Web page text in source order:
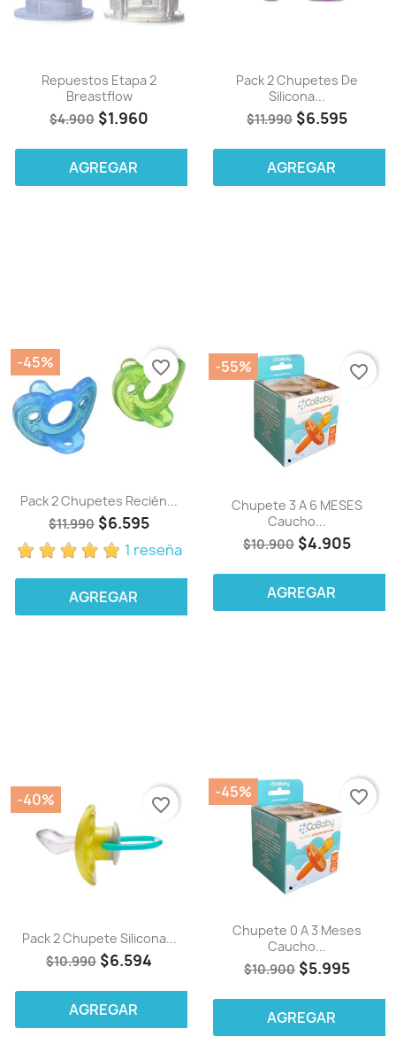
Repuestos Etapa 2
Breastflow
$4.900 $1.960
AGREGAR
Pack 2 Chupetes De
Silicona...
$11.990 $6.595
AGREGAR
Pack 2 Chupetes Recién...
$11.990 $6.595
1 reseña
-45%
AGREGAR
favorite_border
Chupete 3 A 6 MESES
Caucho...
$10.900 $4.905
-55%
AGREGAR
favorite_border
Pack 2 Chupete Silicona...
$10.990 $6.594
-40%
AGREGAR
favorite_border
Chupete 0 A 3 Meses
Caucho...
$10.900 $5.995
-45%
AGREGAR
favorite_border